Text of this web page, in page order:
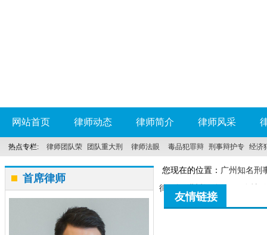
网站首页 律师动态 律师简介 律师风采
热点专栏: 律师团队荣
誉
团队重大刑
事案件
律师法眼 毒品犯罪辩
护
刑事辩护专
科
经济
首席律师
您现在的位置： 广州知名刑
律顾问 洪树涌律师
友情链接